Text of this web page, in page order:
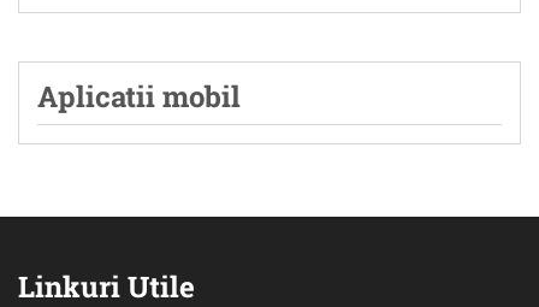
Aplicatii mobil
Linkuri Utile